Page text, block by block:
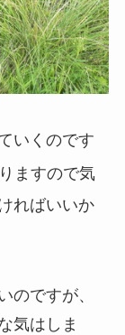
いくのです
ますので気
ればいいか
のですが、
気はしま